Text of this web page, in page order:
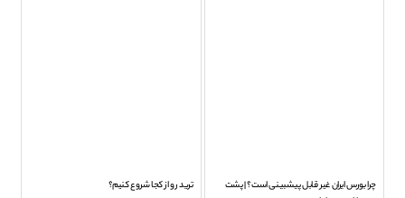
چرا بورس ایران غیر قابل پیشبینی است؟ | پشت
ترید رو از کجا شروع کنیم؟